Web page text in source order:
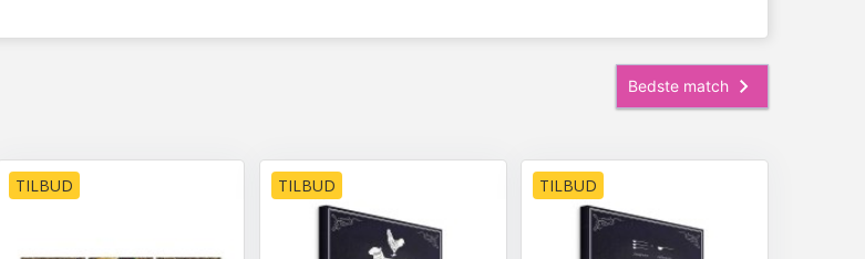
TILBUD TILBUD TILBUD